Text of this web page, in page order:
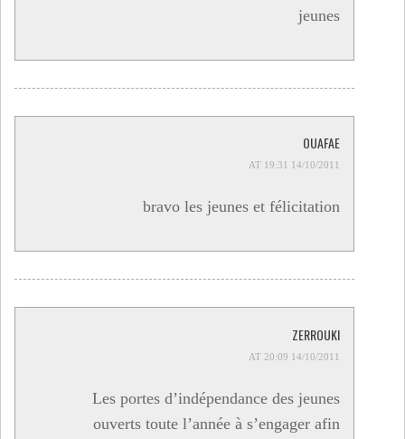
jeunes
OUAFAE
14/10/2011 AT 19:31
bravo les jeunes et félicitation
ZERROUKI
14/10/2011 AT 20:09
Les portes d’indépendance des jeunes
ouverts toute l’année à s’engager afin